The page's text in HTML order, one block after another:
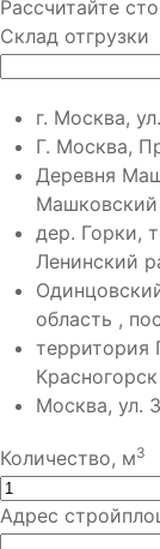
Рассчитайте
Склад отгрузки
г. Москва,
Г. Москва,
Деревня
Машковский
дер. Горки,
Ленинский
область ,
территория
Красногорск
Москва, ул.
Количество, м3
Адрес